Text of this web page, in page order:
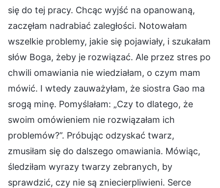
się do tej pracy. Chcąc wyjść na opanowaną,
zaczęłam nadrabiać zaległości. Notowałam
wszelkie problemy, jakie się pojawiały, i szukałam
słów Boga, żeby je rozwiązać. Ale przez stres po
chwili omawiania nie wiedziałam, o czym mam
mówić. I wtedy zauważyłam, że siostra Gao ma
srogą minę. Pomyślałam: „Czy to dlatego, że
swoim omówieniem nie rozwiązałam ich
problemów?”. Próbując odzyskać twarz,
zmusiłam się do dalszego omawiania. Mówiąc,
śledziłam wyrazy twarzy zebranych, by
sprawdzić, czy nie są zniecierpliwieni. Serce